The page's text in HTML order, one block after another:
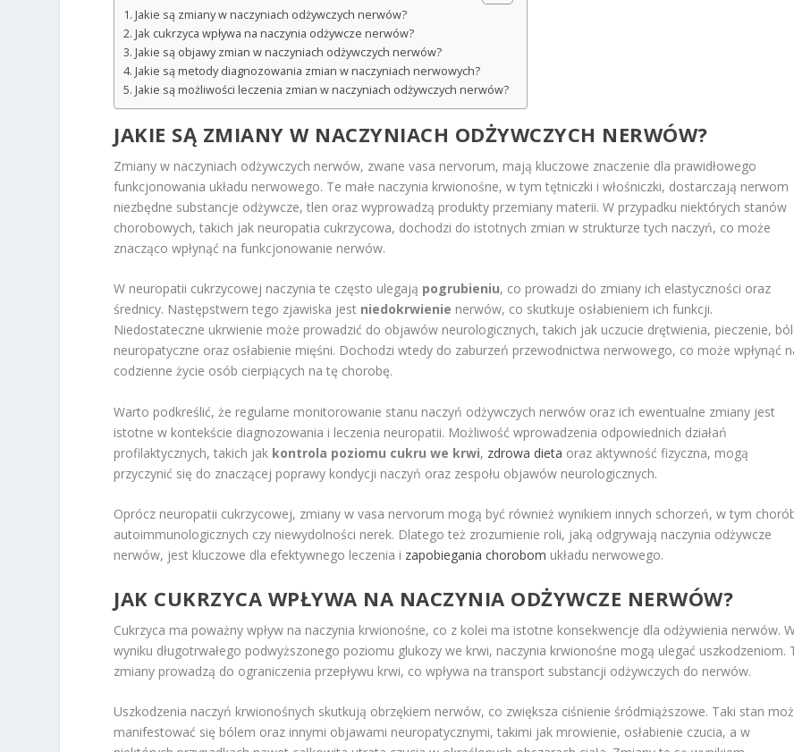
Jakie są zmiany w naczyniach odżywczych nerwów?
Jak cukrzyca wpływa na naczynia odżywcze nerwów?
Jakie są objawy zmian w naczyniach odżywczych nerwów?
Jakie są metody diagnozowania zmian w naczyniach nerwowych?
Jakie są możliwości leczenia zmian w naczyniach odżywczych nerwów?
JAKIE SĄ ZMIANY W NACZYNIACH ODŻYWCZYCH NERWÓW?
Zmiany w naczyniach odżywczych nerwów, zwane vasa nervorum, mają kluczowe znaczenie dla prawidłowego
funkcjonowania układu nerwowego. Te małe naczynia krwionośne, w tym tętniczki i włośniczki, dostarczają nerwom
niezbędne substancje odżywcze, tlen oraz wyprowadzą produkty przemiany materii. W przypadku niektórych stanów
chorobowych, takich jak neuropatia cukrzycowa, dochodzi do istotnych zmian w strukturze tych naczyń, co może
znacząco wpłynąć na funkcjonowanie nerwów.
W neuropatii cukrzycowej naczynia te często ulegają pogrubieniu, co prowadzi do zmiany ich elastyczności oraz
średnicy. Następstwem tego zjawiska jest niedokrwienie nerwów, co skutkuje osłabieniem ich funkcji.
Niedostateczne ukrwienie może prowadzić do objawów neurologicznych, takich jak uczucie drętwienia, pieczenie,
neuropatyczne oraz osłabienie mięśni. Dochodzi wtedy do zaburzeń przewodnictwa nerwowego, co może wpłynąć
codzienne życie osób cierpiących na tę chorobę.
Warto podkreślić, że regularne monitorowanie stanu naczyń odżywczych nerwów oraz ich ewentualne zmiany jest
istotne w kontekście diagnozowania i leczenia neuropatii. Możliwość wprowadzenia odpowiednich działań
profilaktycznych, takich jak kontrola poziomu cukru we krwi, zdrowa dieta oraz aktywność fizyczna, mogą
przyczynić się do znaczącej poprawy kondycji naczyń oraz zespołu objawów neurologicznych.
Oprócz neuropatii cukrzycowej, zmiany w vasa nervorum mogą być również wynikiem innych schorzeń, w tym
autoimmunologicznych czy niewydolności nerek. Dlatego też zrozumienie roli, jaką odgrywają naczynia odżywcze
nerwów, jest kluczowe dla efektywnego leczenia i zapobiegania chorobom układu nerwowego.
JAK CUKRZYCA WPŁYWA NA NACZYNIA ODŻYWCZE NERWÓW?
Cukrzyca ma poważny wpływ na naczynia krwionośne, co z kolei ma istotne konsekwencje dla odżywienia nerwów.
wyniku długotrwałego podwyższonego poziomu glukozy we krwi, naczynia krwionośne mogą ulegać uszkodzeniom.
zmiany prowadzą do ograniczenia przepływu krwi, co wpływa na transport substancji odżywczych do nerwów.
Uszkodzenia naczyń krwionośnych skutkują obrzękiem nerwów, co zwiększa ciśnienie śródmiąższowe. Taki stan
manifestować się bólem oraz innymi objawami neuropatycznymi, takimi jak mrowienie, osłabienie czucia, a w